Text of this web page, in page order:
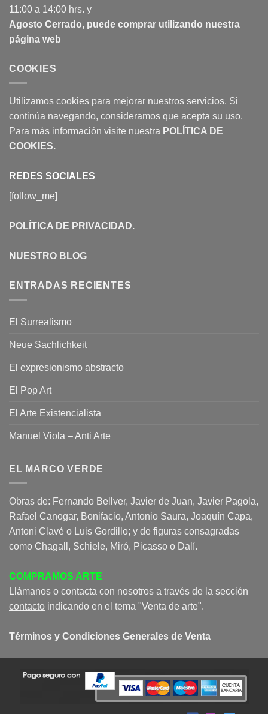
11:00 a 14:00 hrs. y
Agosto Cerrado, puede comprar utilizando nuestra
página web
COOKIES
Utilizamos cookies para mejorar nuestros servicios. Si
continúa navegando, consideramos que acepta su uso.
Para más información visite nuestra POLÍTICA DE
COOKIES.
REDES SOCIALES
[follow_me]
POLÍTICA DE PRIVACIDAD.
NUESTRO BLOG
ENTRADAS RECIENTES
El Surrealismo
Neue Sachlichkeit
El expresionismo abstracto
El Pop Art
El Arte Existencialista
Manuel Viola – Anti Arte
EL MARCO VERDE
Obras de: Fernando Bellver, Javier de Juan, Javier Pagola,
Rafael Canogar, Bonifacio, Antonio Saura, Joaquín Capa,
Antoni Clavé o Luis Gordillo; y de figuras consagradas
como Chagall, Schiele, Miró, Picasso o Dalí.
COMPRAMOS ARTE
Llámanos o contacta con nosotros a través de la sección
contacto indicando en el tema "Venta de arte".
Términos y Condiciones Generales de Venta